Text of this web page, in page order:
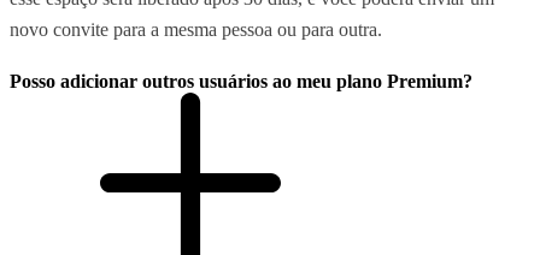
novo convite para a mesma pessoa ou para outra.
Posso adicionar outros usuários ao meu plano Premium?